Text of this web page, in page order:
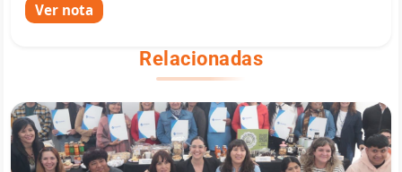
Ver nota
Relacionadas